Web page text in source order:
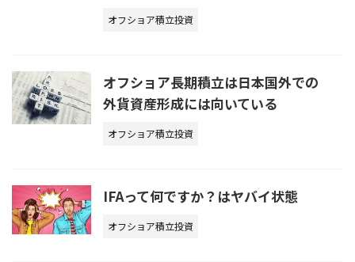
オフショア積立投資
オフショア長期積立は日本国外での
外貨資産形成には向いている
オフショア積立投資
IFAって何ですか？はヤバイ状態
オフショア積立投資